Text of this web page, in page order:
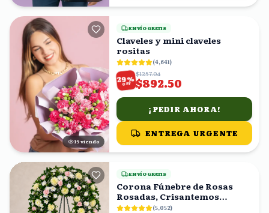
18 viendo
ENVÍO GRATIS
Claveles y mini claveles
rositas
(4,641)
29%
OFF
$1257.04
$892.50
¡PEDIR AHORA!
ENTREGA URGENTE
ENVÍO GRATIS
Corona Fúnebre de Rosas
Rosadas, Crisantemos
Amarillos y Follaje
(5,052)